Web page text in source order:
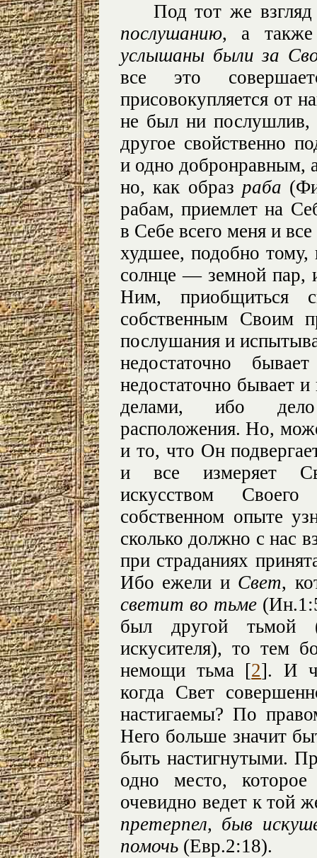
Под тот же
послушанию, а
услышаны были за
все это
присовокупляется от
не был ни послушлив,
другое свойственно
и одно добронравным,
но, как образ раба
рабам, приемлет на
в Себе всего меня и
худшее, подобно тому,
солнце — земной пар,
Ним, приобщиться
собственным Своим
послушания и
недостаточно
недостаточно бывает
делами, ибо дело
расположения. Но,
и то, что Он
и все измеряет
искусством
собственном опыте
сколько должно с нас
при страданиях
Ибо ежели и Свет,
светит во тьме
был другой
искусителя), то тем
немощи тьма [2]. И
когда Свет
настигаемы? По
Него больше значит
быть настигнутыми.
одно место,
очевидно ведет к той
претерпел, быв
помочь (Евр.2:18).